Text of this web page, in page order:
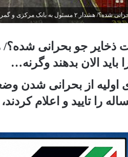
ماه سال آینده را باید الان بدهند وگرنه...
اولیه از بحرانی شدن
را تایید و اعلام